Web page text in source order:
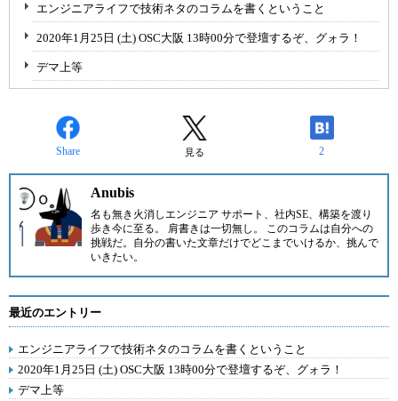
エンジニアライフで技術ネタのコラムを書くということ
2020年1月25日 (土) OSC大阪 13時00分で登壇するぞ、グォラ！
デマ上等
Share 見る 2
Anubis
名も無き火消しエンジニア サポート、社内SE、構築を渡り
歩き今に至る。 肩書きは一切無し。 このコラムは自分への
挑戦だ。自分の書いた文章だけでどこまでいけるか、挑んで
いきたい。
最近のエントリー
エンジニアライフで技術ネタのコラムを書くということ
2020年1月25日 (土) OSC大阪 13時00分で登壇するぞ、グォラ！
デマ上等